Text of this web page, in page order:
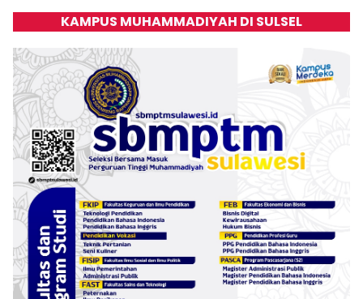
KAMPUS MUHAMMADIYAH DI SULSEL